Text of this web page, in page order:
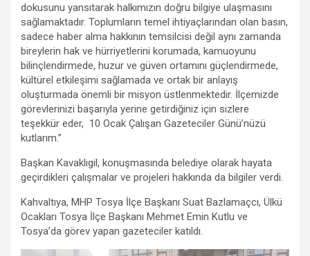
dokusunu yansıtarak halkımızın doğru bilgiye ulaşmasını
sağlamaktadır. Toplumların temel ihtiyaçlarından olan basın,
sadece haber alma hakkının temsilcisi değil aynı zamanda
bireylerin hak ve hürriyetlerini korumada, kamuoyunu
bilinçlendirmede, huzur ve güven ortamını güçlendirmede,
kültürel etkileşimi sağlamada ve ortak bir anlayış
oluşturmada önemli bir misyon üstlenmektedir. İlçemizde
görevlerinizi başarıyla yerine getirdiğiniz için sizlere
teşekkür eder, 10 Ocak Çalışan Gazeteciler Günü’nüzü
kutlarım.”
Başkan Kavaklıgil, konuşmasında belediye olarak hayata
geçirdikleri çalışmalar ve projeleri hakkında da bilgiler verdi.
Kahvaltıya, MHP Tosya İlçe Başkanı Suat Bazlamaçcı, Ülkü
Ocakları Tosya İlçe Başkanı Mehmet Emin Kutlu ve
Tosya’da görev yapan gazeteciler katıldı.